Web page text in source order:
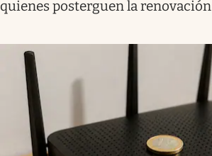
quienes posterguen la